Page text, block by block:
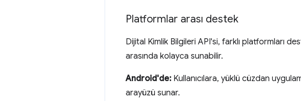
Platformlar arası destek
Dijital Kimlik Bilgileri API'si, farklı platformları
arasında kolayca sunabilir.
Android'de: Kullanıcılara, yüklü cüzdan
arayüzü sunar.